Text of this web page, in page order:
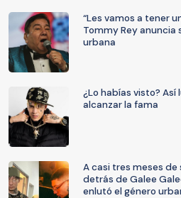
“Les vamos a tener
Tommy Rey anuncia
urbana
¿Lo habías visto? Así
alcanzar la fama
A casi tres meses de
detrás de Galee
enlutó el género